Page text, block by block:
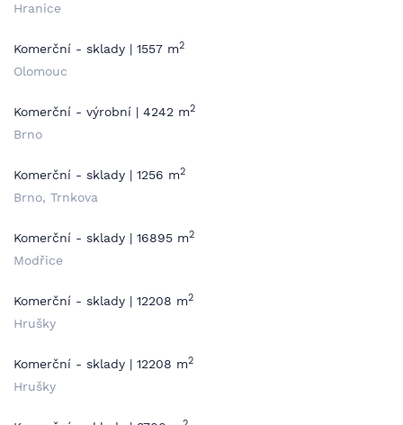
Hranice
Komerční - sklady | 1557 m2
Olomouc
Komerční - výrobní | 4242 m2
Brno
Komerční - sklady | 1256 m2
Brno, Trnkova
Komerční - sklady | 16895 m2
Modřice
Komerční - sklady | 12208 m2
Hrušky
Komerční - sklady | 12208 m2
Hrušky